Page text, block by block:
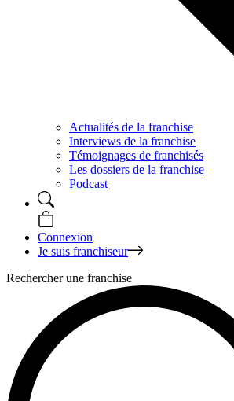
Actualités de la franchise
Interviews de la franchise
Témoignages de franchisés
Les dossiers de la franchise
Podcast
Connexion
Je suis franchiseur
Rechercher une franchise